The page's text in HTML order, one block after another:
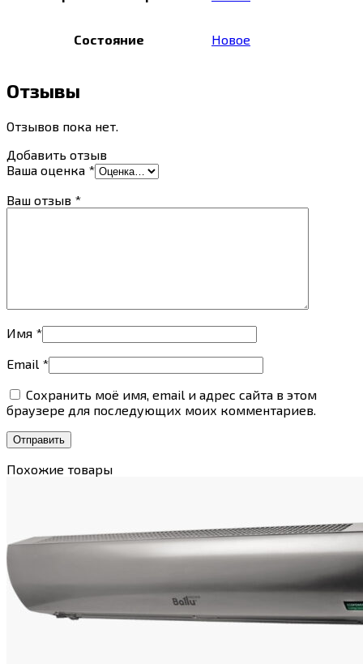
Состояние Новое
Отзывы
Отзывов пока нет.
Добавить отзыв
Ваша оценка *
Ваш отзыв *
Имя *
Email *
Сохранить моё имя, email и адрес сайта в этом
браузере для последующих моих комментариев.
Похожие товары